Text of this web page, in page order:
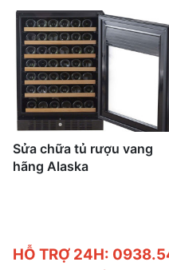
Sửa chữa tủ rượu vang
hãng Alaska
HỖ TRỢ 24H: